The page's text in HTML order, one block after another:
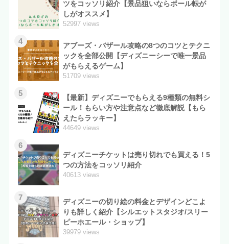
ツをコッソリ紹介【景品狙いならボール転が
しがオススメ】
52997 views
4
アブーズ・バザール攻略の8つのコツとテクニ
ックを全部公開【ディズニーシーで唯一景品
がもらえるゲーム】
51709 views
5
【最新】ディズニーでもらえる9種類の無料シ
ール！もらい方や注意点など徹底解説【もら
えたらラッキー】
44649 views
6
ディズニーチケットは売り切れでも買える！5
つの方法をコッソリ紹介
40613 views
7
ディズニーの切り絵の料金とデザインどこよ
りも詳しく紹介【シルエットスタジオ/スリー
ピーホエール・ショップ】
39979 views